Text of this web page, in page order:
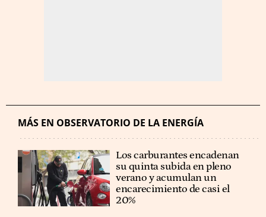
MÁS EN OBSERVATORIO DE LA ENERGÍA
Los carburantes encadenan
su quinta subida en pleno
verano y acumulan un
encarecimiento de casi el
20%